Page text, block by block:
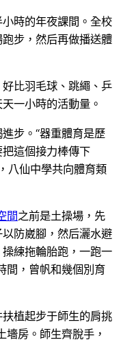
時的年夜課間。全校
步，然后再做播送體
比羽毛球、跳繩、乒
一小時的活動量。
步。“器重體育是歷
這個接力棒傳下
八仙中學共向體育類
間之前是土操場，先
防崴腳，然后灑水避
練拖輪胎跑，一跑一
間，曾帆和幾個別育
植起步于師生的肩挑
房。師生齊脫手，